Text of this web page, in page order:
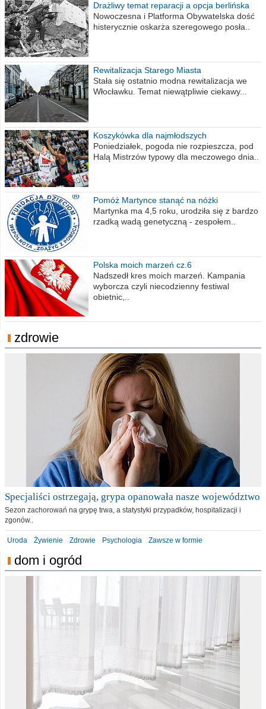
Drażliwy temat reparacji a opcja berlińska
Nowoczesna i Platforma Obywatelska dość
histerycznie oskarża szeregowego posła..
Rewitalizacja Starego Miasta
Stała się ostatnio modna rewitalizacja we
Włocławku. Temat niewątpliwie ciekawy...
Koszykówka dla najmłodszych
Poniedziałek, pogoda nie rozpieszcza, pod
Halą Mistrzów typowy dla meczowego dnia..
Pomóż Martynce stanąć na nóżki
Martynka ma 4,5 roku, urodziła się z bardzo
rzadką wadą genetyczną - zespołem..
Polska moich marzeń cz.6
Nadszedł kres moich marzeń. Kampania
wyborcza czyli niecodzienny festiwal
obietnic,..
zdrowie
Specjaliści ostrzegają, grypa opanowała nasze województwo
Sezon zachorowań na grypę trwa, a statystyki przypadków, hospitalizacji i
zgonów..
Uroda Żywienie Zdrowie Psychologia Zawsze w formie
dom i ogród